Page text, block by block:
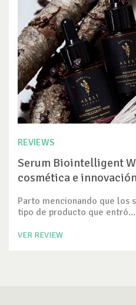
REVIEWS
Serum Biointelligent
cosmética e
Parto mencionando que los
tipo de producto que entró...
VER REVIEW